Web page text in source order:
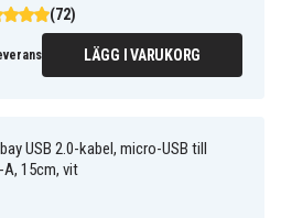
(72)
LÄGG I VARUKORG
USB 2.0-kabel, micro-USB till
A, 15cm, vit